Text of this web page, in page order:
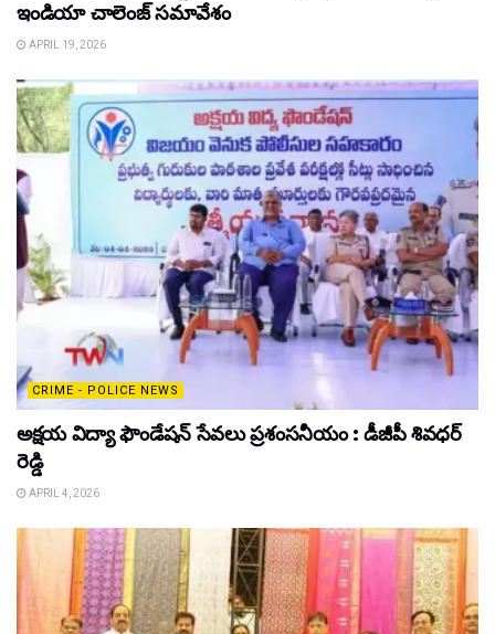
ఇండియా చాలెంజ్ సమావేశం
APRIL 19, 2026
CRIME - POLICE NEWS
అక్షయ విద్యా ఫౌండేషన్ సేవలు ప్రశంసనీయం : డీజీపీ శివధర్
రెడ్డి
APRIL 4, 2026